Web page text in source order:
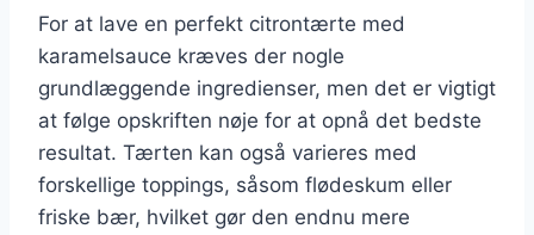
For at lave en perfekt citrontærte med
karamelsauce kræves der nogle
grundlæggende ingredienser, men det er vigtigt
at følge opskriften nøje for at opnå det bedste
resultat. Tærten kan også varieres med
forskellige toppings, såsom flødeskum eller
friske bær, hvilket gør den endnu mere